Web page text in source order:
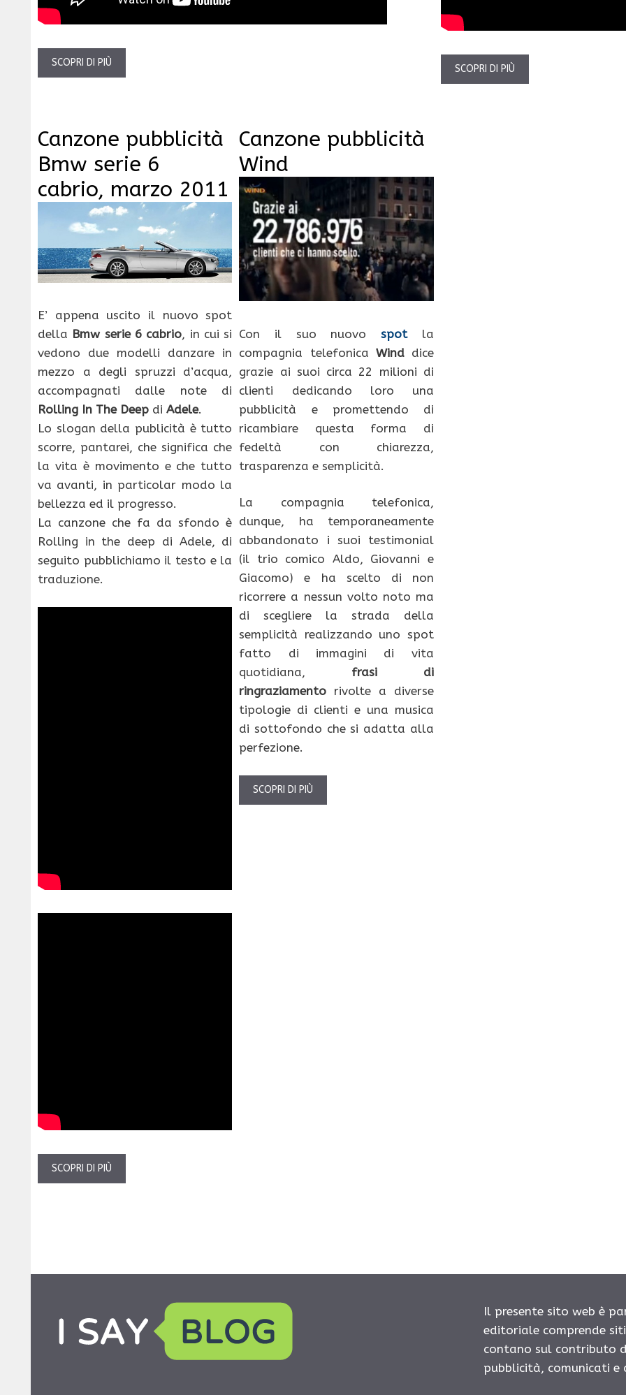
SCOPRI DI PIÙ
SCOPRI DI PIÙ
Canzone pubblicità
Bmw serie 6
cabrio, marzo 2011
E’ appena uscito il nuovo spot
della Bmw serie 6 cabrio, in cui si
vedono due modelli danzare in
mezzo a degli spruzzi d’acqua,
accompagnati dalle note di
Rolling In The Deep di Adele.
Lo slogan della publicità è tutto
scorre, pantarei, che significa che
la vita è movimento e che tutto
va avanti, in particolar modo la
bellezza ed il progresso.
La canzone che fa da sfondo è
Rolling in the deep di Adele, di
seguito pubblichiamo il testo e la
traduzione.
SCOPRI DI PIÙ
Canzone pubblicità
Wind
Con il suo nuovospotla
compagnia telefonica Winddice
grazie ai suoi circa 22 milioni di
clienti dedicando loro una
pubblicità e promettendo di
ricambiare questa forma di
fedeltà con chiarezza,
trasparenza e semplicità.
La compagnia telefonica,
dunque, ha temporaneamente
abbandonato i suoi testimonial
(il trio comico Aldo, Giovanni e
Giacomo) e ha scelto di non
ricorrere a nessun volto noto ma
di scegliere la strada della
semplicità realizzando uno spot
fatto di immagini di vita
quotidiana, frasi di
ringraziamento rivolte a diverse
tipologie di clienti e una musica
di sottofondo che si adatta alla
perfezione.
SCOPRI DI PIÙ
Il presente sito web è
editoriale comprende
contano sul contributo
pubblicità, comunicati